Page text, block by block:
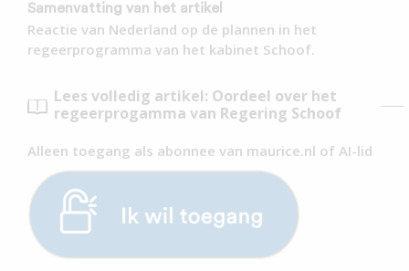
Samenvatting van het artikel
Reactie van Nederland op de plannen in het
regeerprogramma van het kabinet Schoof.
Lees volledig artikel: Oordeel over het
regeerprogamma van Regering Schoof
Alleen toegang als abonnee van maurice.nl of AI-lid